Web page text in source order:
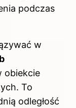
podczas
w
obiekcie
To
odległość